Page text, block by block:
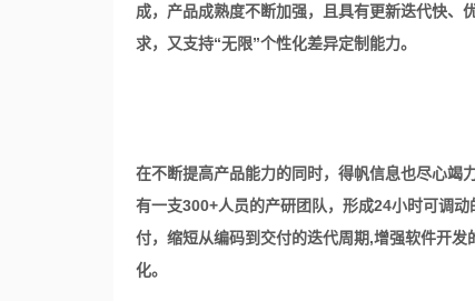
成， 产品成熟度不断加强，且具有更新迭代快、
求，又支持“无限”个性化差异定制能力。
在不断提高产品能力的同时，得帆信息也尽心竭
有一支300+人员的产研团队，形成24小时可调动
付，缩短从编码到交付的迭代周期,增强软件开
化。